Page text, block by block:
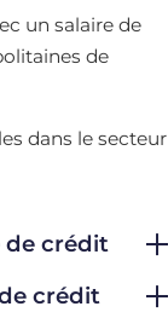
un salaire de
de
dans le secteur
de crédit
crédit